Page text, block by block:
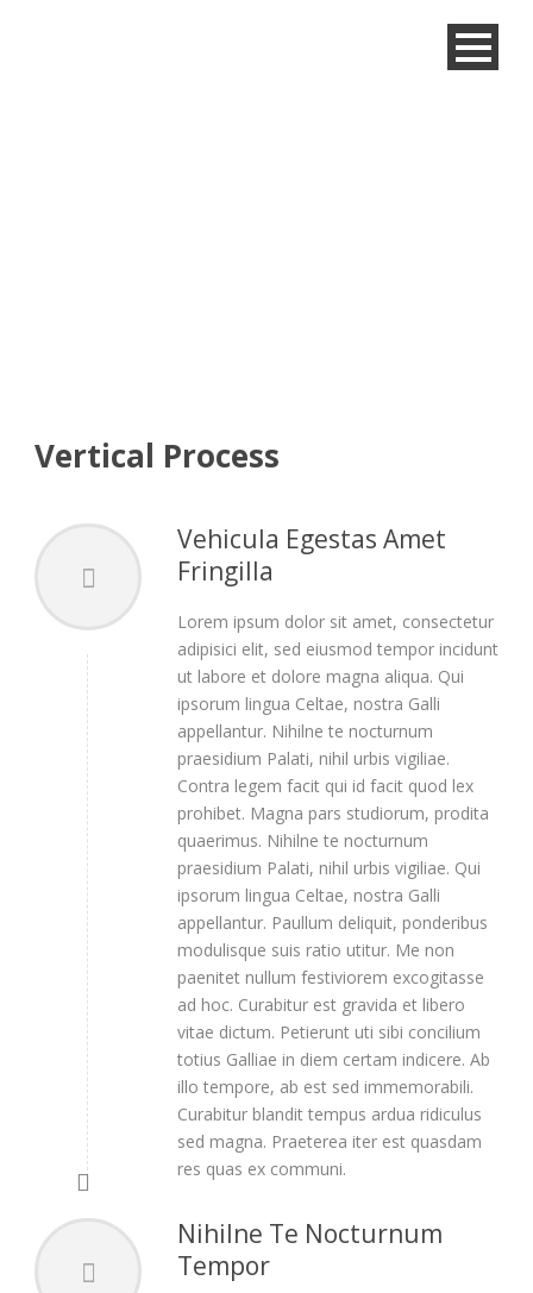
Ελληνικα
Vertical Process
Vehicula Egestas Amet
Fringilla
Lorem ipsum dolor sit amet, consectetur
adipisici elit, sed eiusmod tempor incidunt
ut labore et dolore magna aliqua. Qui
ipsorum lingua Celtae, nostra Galli
appellantur. Nihilne te nocturnum
praesidium Palati, nihil urbis vigiliae.
Contra legem facit qui id facit quod lex
prohibet. Magna pars studiorum, prodita
quaerimus. Nihilne te nocturnum
praesidium Palati, nihil urbis vigiliae. Qui
ipsorum lingua Celtae, nostra Galli
appellantur. Paullum deliquit, ponderibus
modulisque suis ratio utitur. Me non
paenitet nullum festiviorem excogitasse
ad hoc. Curabitur est gravida et libero
vitae dictum. Petierunt uti sibi concilium
totius Galliae in diem certam indicere. Ab
illo tempore, ab est sed immemorabili.
Curabitur blandit tempus ardua ridiculus
sed magna. Praeterea iter est quasdam
res quas ex communi.
Nihilne Te Nocturnum
Tempor